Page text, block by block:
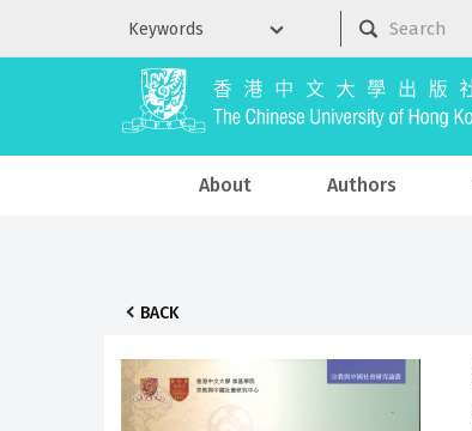
About Authors
BACK